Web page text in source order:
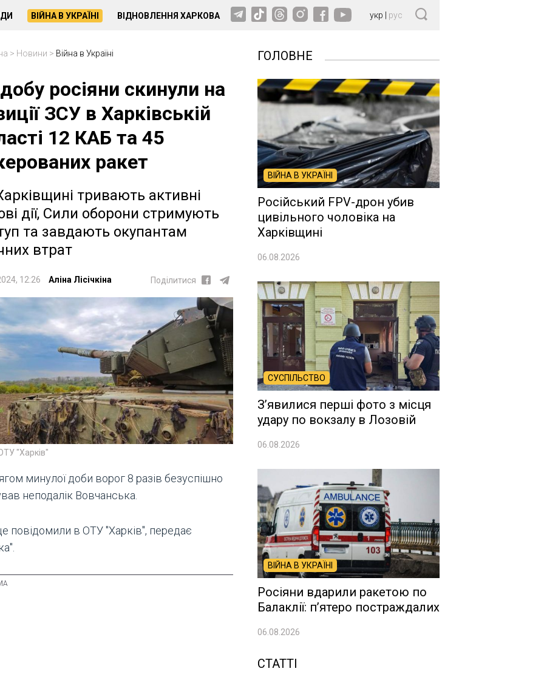
ВІЙНА В УКРАЇНІ ВІДНОВЛЕННЯ ХАРКОВА укр рус
> Новини > Війна в Україні
росіяни скинули на
ЗСУ в Харківській
12 КАБ та 45
ракет
тривають активні
дії, Сили оборони стримують
та завдають окупантам
втрат
12:26 Аліна Лісічкіна Поділитися
"Харків"
минулої доби ворог 8 разів безуспішно
неподалік Вовчанська.
повідомили в ОТУ "Харків", передає
ГОЛОВНЕ
ВІЙНА В УКРАЇНІ
Російський FPV-дрон убив
цивільного чоловіка на
Харківщині
06.08.2026
СУСПІЛЬСТВО
Зʼявилися перші фото з місця
удару по вокзалу в Лозовій
06.08.2026
ВІЙНА В УКРАЇНІ
Росіяни вдарили ракетою по
Балаклії: п’ятеро постраждалих
06.08.2026
СТАТТІ